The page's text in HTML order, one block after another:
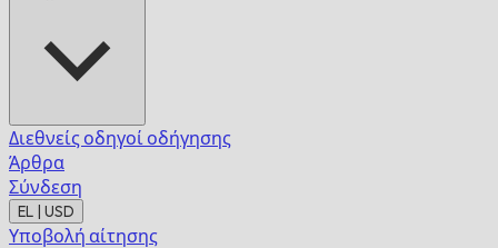
Διεθνείς οδηγοί οδήγησης
Άρθρα
Σύνδεση
EL | USD
Υποβολή αίτησης